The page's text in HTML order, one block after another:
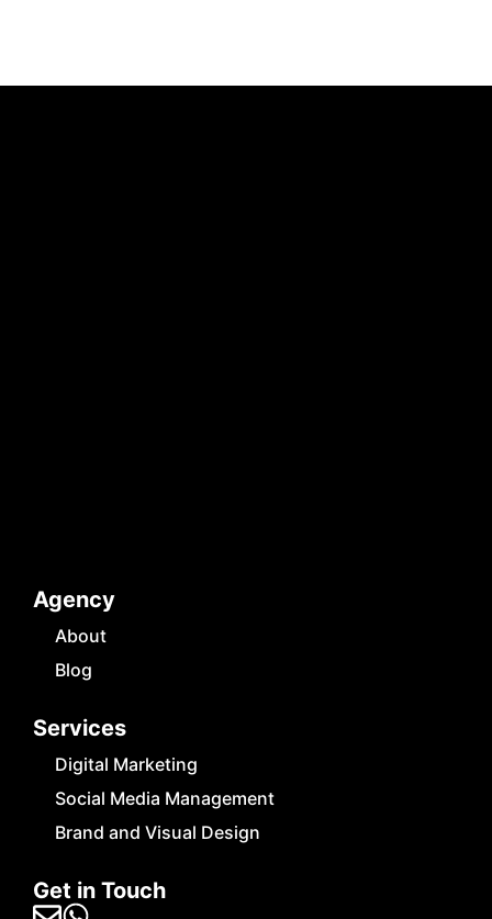
Agency
About
Blog
Services
Digital Marketing
Social Media Management
Brand and Visual Design
Get in Touch